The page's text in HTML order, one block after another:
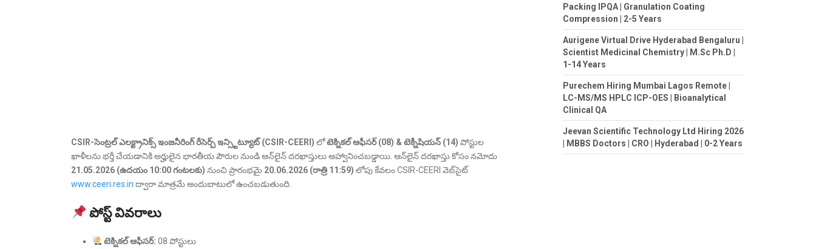
CSIR-సెంట్రల్ ఎలక్ట్రానిక్స్ ఇంజనీరింగ్ రీసెర్చ్ ఇన్స్టిట్యూట్ (CSIR-CEERI) లోటెక్నికల్ ఆఫీసర్ (08) & టెక్నీషియన్ (14) పోస్టుల
ఖాళీలను భర్తీ చేయడానికి అర్హులైన భారతీయ పౌరుల నుండి ఆన్‌లైన్ దరఖాస్తులు ఆహ్వానించబడ్డాయి. ఆన్‌లైన్ దరఖాస్తు కోసం నమోదు
21.05.2026 (ఉదయం 10:00 గంటలకు) నుంచి ప్రారంభమై 20.06.2026 (రాత్రి 11:59) లోపు కేవలం CSIR-CEERI వెబ్‌సైట్
www.ceeri.res.in ద్వారా మాత్రమే అందుబాటులో ఉంచబడుతుంది.
పోస్ట్ వివరాలు
టెక్నికల్ ఆఫీసర్: 08 పోస్టులు
Packing IPQA | Granulation Coating
Compression | 2-5 Years
Aurigene Virtual Drive Hyderabad Bengaluru |
Scientist Medicinal Chemistry | M.Sc Ph.D |
1-14 Years
Purechem Hiring Mumbai Lagos Remote |
LC-MS/MS HPLC ICP-OES | Bioanalytical
Clinical QA
Jeevan Scientific Technology Ltd Hiring 2026
| MBBS Doctors | CRO | Hyderabad | 0-2 Years